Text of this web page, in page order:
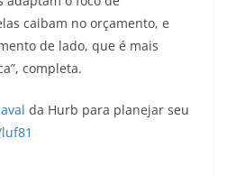
caibam no orçamento, e
de lado, que é mais
completa.
da Hurb para planejar seu